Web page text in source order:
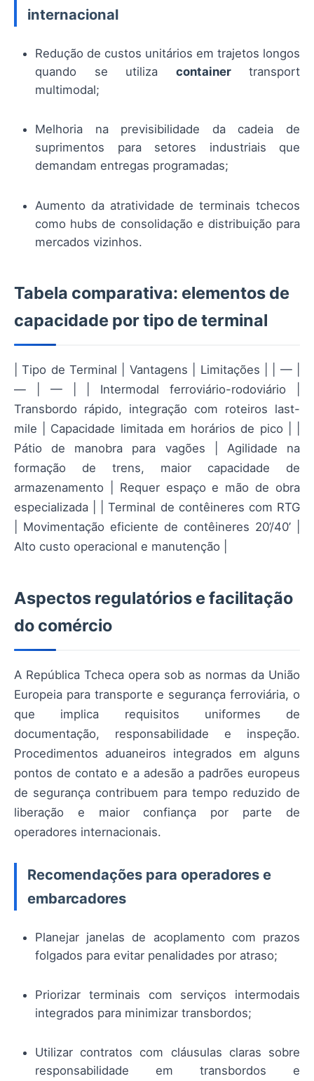
internacional
Redução de custos unitários em trajetos longos
quando se utiliza containertransport
multimodal;
Melhoria na previsibilidade da cadeia de
suprimentos para setores industriais que
demandam entregas programadas;
Aumento da atratividade de terminais tchecos
como hubs de consolidação e distribuição para
mercados vizinhos.
Tabela comparativa: elementos de
capacidade por tipo de terminal
| Tipo de Terminal | Vantagens | Limitações | | — |
— | — | | Intermodal ferroviário-rodoviário |
Transbordo rápido, integração com roteiros last-
mile | Capacidade limitada em horários de pico | |
Pátio de manobra para vagões | Agilidade na
formação de trens, maior capacidade de
armazenamento | Requer espaço e mão de obra
especializada | | Terminal de contêineres com RTG
| Movimentação eficiente de contêineres 20’/40’ |
Alto custo operacional e manutenção |
Aspectos regulatórios e facilitação
do comércio
A República Tcheca opera sob as normas da União
Europeia para transporte e segurança ferroviária, o
que implica requisitos uniformes de
documentação, responsabilidade e inspeção.
Procedimentos aduaneiros integrados em alguns
pontos de contato e a adesão a padrões europeus
de segurança contribuem para tempo reduzido de
liberação e maior confiança por parte de
operadores internacionais.
Recomendações para operadores e
embarcadores
Planejar janelas de acoplamento com prazos
folgados para evitar penalidades por atraso;
Priorizar terminais com serviços intermodais
integrados para minimizar transbordos;
Utilizar contratos com cláusulas claras sobre
responsabilidade em transbordos e